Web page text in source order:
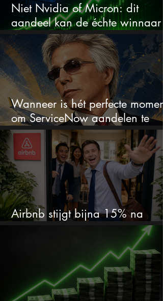
Niet Nvidia of Micron: dit
aandeel kan de échte winnaar
van de AI-race worden
Wanneer is hét perfecte moment
om ServiceNow aandelen te
kopen?
Airbnb stijgt bijna 15% na
cijfers: vooral dit AI-cijfer valt op